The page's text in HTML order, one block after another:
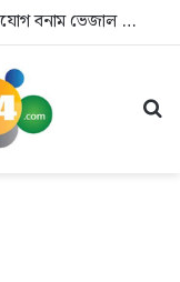
মিল্ক ভিটা ঘিরে উত্তেজনা: চাঁদাবাজির অভিযোগ বনাম ভেজাল দুধের জিডি